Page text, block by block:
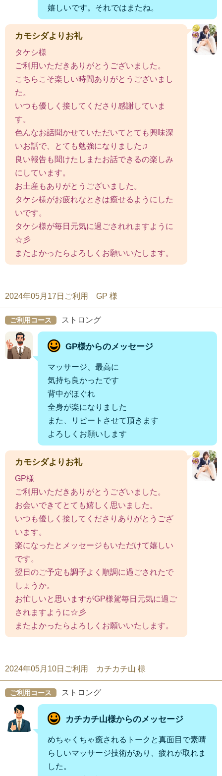
嬉しいです。それではまたね。
カモシダよりお礼
タケシ様
ご利用いただきありがとうございました。
こちらこそ楽しい時間ありがとうございまし
た。
いつも優しく接してくださり感謝していま
す。
色んなお話聞かせていただいてとても興味深
いお話で、とても勉強になりました♫
良い報告も聞けたしまたお話できるの楽しみ
にしています。
お土産もありがとうございました。
タケシ様がお疲れなときは癒せるようにした
いです。
タケシ様が毎日元気に過ごされれますように
☆彡
またよかったらよろしくお願いいたします。
2024年05月17日ご利用 GP 様
ご利用コース ストロング
GP様からのメッセージ
マッサージ、最高に
気持ち良かったです
背中がほぐれ
全身が楽になりました
また、リピートさせて頂きます
よろしくお願いします
カモシダよりお礼
GP様
ご利用いただきありがとうございました。
お会いできてとても嬉しく思いました。
いつも優しく接してくださりありがとうござ
います。
楽になったとメッセージもいただけて嬉しい
です。
翌日のご予定も調子よく順調に過ごされたで
しょうか。
お忙しいと思いますがGP様駕毎日元気に過ご
されますように☆彡
またよかったらよろしくお願いいたします。
2024年05月10日ご利用 カチカチ山 様
ご利用コース ストロング
カチカチ山様からのメッセージ
めちゃくちゃ癒されるトークと真面目で素晴
らしいマッサージ技術があり、疲れが取れま
した。